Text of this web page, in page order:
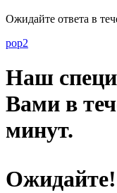
Ожидайте ответа в
pop2
Наш
Вами в
минут.
Ожидайте!